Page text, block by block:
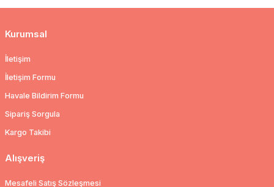
Kurumsal
İletişim
İletişim Formu
Havale Bildirim Formu
Sipariş Sorgula
Kargo Takibi
Alışveriş
Mesafeli Satış Sözleşmesi